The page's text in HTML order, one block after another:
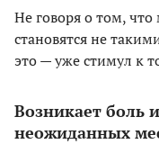
Не говоря о том,
становятся не
это — уже стимул к
Возникает боль
неожиданных